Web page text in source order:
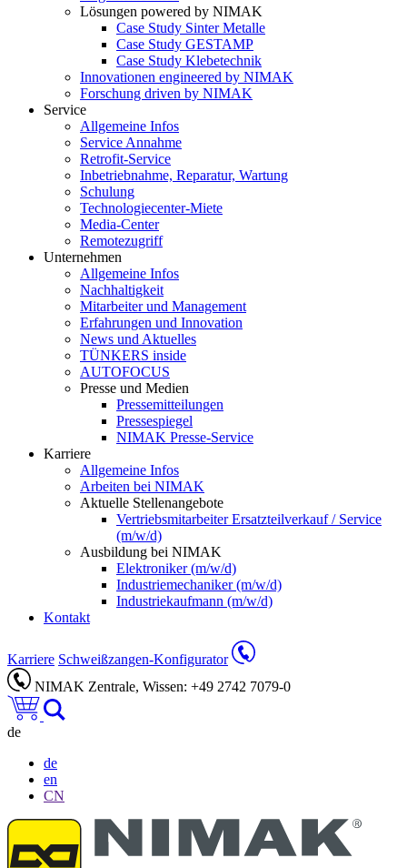
Lösungen powered by NIMAK
Case Study Sinter Metalle
Case Study GESTAMP
Case Study Klebetechnik
Innovationen engineered by NIMAK
Forschung driven by NIMAK
Service
Allgemeine Infos
Service Annahme
Retrofit-Service
Inbetriebnahme, Reparatur, Wartung
Schulung
Technologiecenter-Miete
Media-Center
Remotezugriff
Unternehmen
Allgemeine Infos
Nachhaltigkeit
Mitarbeiter und Management
Erfahrungen und Innovation
News und Aktuelles
TÜNKERS inside
AUTOFOCUS
Presse und Medien
Pressemitteilungen
Pressespiegel
NIMAK Presse-Service
Karriere
Allgemeine Infos
Arbeiten bei NIMAK
Aktuelle Stellenangebote
Vertriebsmitarbeiter Ersatzteilverkauf / Service
(m/w/d)
Ausbildung bei NIMAK
Elektroniker (m/w/d)
Industriemechaniker (m/w/d)
Industriekaufmann (m/w/d)
Kontakt
Karriere Schweißzangen-Konfigurator
NIMAK Zentrale, Wissen: +49 2742 7079-0
de
de
en
CN